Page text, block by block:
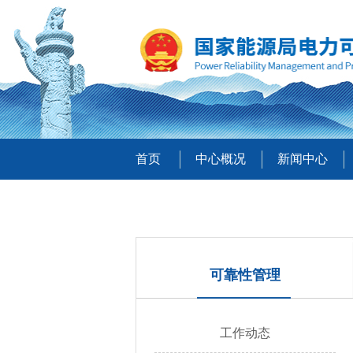
首页 中心概况 新闻中心
可靠性管理
工作动态